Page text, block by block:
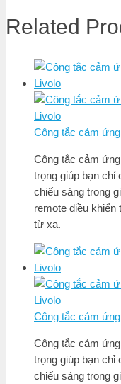
Related
Công tắc cảm
Công tắc cảm
trọng giúp bạn chỉ
chiếu sáng trong
remote điều
từ xa.
Công tắc cảm
Công tắc cảm
trọng giúp bạn chỉ
chiếu sáng trong